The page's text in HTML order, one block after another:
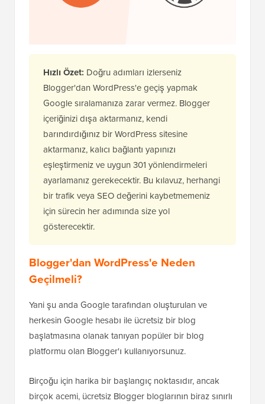
Hızlı Özet: Doğru adımları izlerseniz
Blogger'dan WordPress'e geçiş yapmak
Google sıralamanıza zarar vermez. Blogger
içeriğinizi dışa aktarmanız, kendi
barındırdığınız bir WordPress sitesine
aktarmanız, kalıcı bağlantı yapınızı
eşleştirmeniz ve uygun 301 yönlendirmeleri
ayarlamanız gerekecektir. Bu kılavuz, herhangi
bir trafik veya SEO değerini kaybetmemeniz
için sürecin her adımında size yol
gösterecektir.
Blogger'dan WordPress'e Neden
Geçilmeli?
Yani şu anda Google tarafından oluşturulan ve
herkesin Google hesabı ile ücretsiz bir blog
başlatmasına olanak tanıyan popüler bir blog
platformu olan Blogger'ı kullanıyorsunuz.
Birçoğu için harika bir başlangıç noktasıdır, ancak
birçok acemi, ücretsiz Blogger bloglarının biraz sınırlı